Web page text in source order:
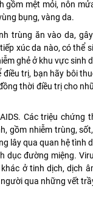
gồm mệt mỏi, nôn
bụng, vàng da.
trùng ăn vào da,
xúc da nào, có thể
ghẻ ở khu vực sinh
trị, bạn hãy bôi
thời điều trị cho
Các triệu chứng
gồm nhiễm trùng,
lây qua quan hệ tình
dục đường miệng.
ở tinh dịch, dịch
qua những vết